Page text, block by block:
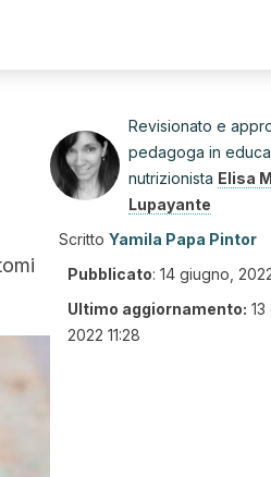
Revisionato e
pedagoga in
nutrizionista Elisa
Lupayante
Scritto Yamila Papa Pintor
Pubblicato: 14 giugno,
Ultimo aggiornamento: 13
2022 11:28